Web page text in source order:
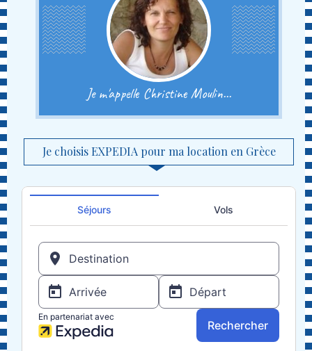
Je m'appelle Christine Moulin...
Je choisis EXPEDIA pour ma location en Grèce